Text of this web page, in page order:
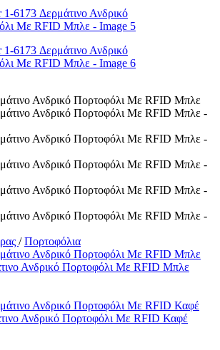
/ Πορτοφόλια
Ανδρικό Πορτοφόλι Με RFID Μπλε
Ανδρικό Πορτοφόλι Με RFID Καφέ